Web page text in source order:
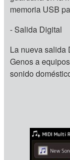
memoria USB
- Salida Digital
La nueva salida
Genos a
sonido